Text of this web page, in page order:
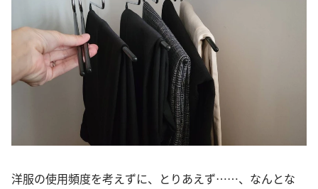
洋服の使用頻度を考えずに、とりあえず……、なんとな